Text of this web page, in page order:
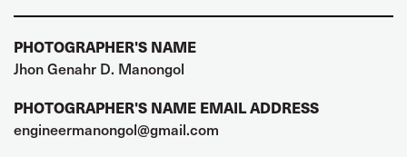
PHOTOGRAPHER'S NAME
Jhon Genahr D. Manongol
PHOTOGRAPHER'S NAME EMAIL ADDRESS
engineermanongol@gmail.com